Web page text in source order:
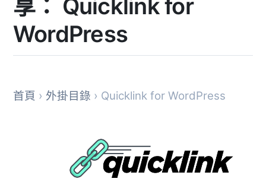
享： Quicklink for
WordPress
首頁 › 外掛目錄 › Quicklink for WordPress